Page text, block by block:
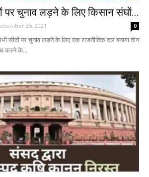
पर चुनाव लड़ने के लिए किसान संघों...
25, 2021 0
सीटों पर चुनाव लड़ने के लिए एक राजनीतिक दल बनाया तीन
करने के...